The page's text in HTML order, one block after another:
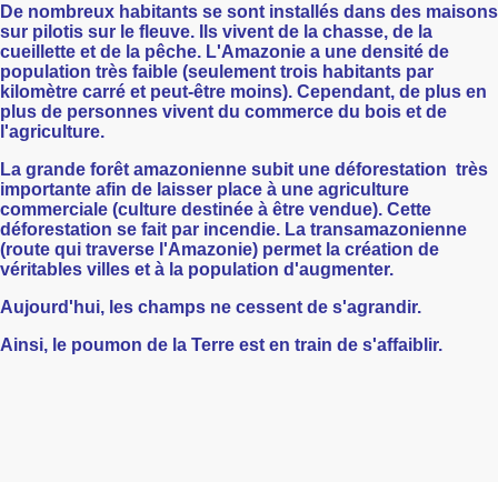
De nombreux habitants se sont installés dans des maisons
sur pilotis sur le fleuve. Ils vivent de la chasse, de la
cueillette et de la pêche. L'Amazonie a une densité de
population très faible (seulement trois habitants par
kilomètre carré et peut-être moins). Cependant, de plus en
plus de personnes vivent du commerce du bois et de
l'agriculture.
La grande forêt amazonienne subit une déforestation très
importante afin de laisser place à une agriculture
commerciale (culture destinée à être vendue). Cette
déforestation se fait par incendie. La transamazonienne
(route qui traverse l'Amazonie) permet la création de
véritables villes et à la population d'augmenter.
Aujourd'hui, les champs ne cessent de s'agrandir.
Ainsi, le poumon de la Terre est en train de s'affaiblir.